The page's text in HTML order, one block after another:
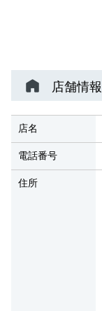
店舗情報
店名
電話番号
住所